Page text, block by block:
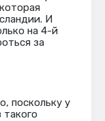
И
на 4-й
за
поскольку у